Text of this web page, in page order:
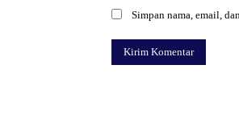
Simpan nama, email,